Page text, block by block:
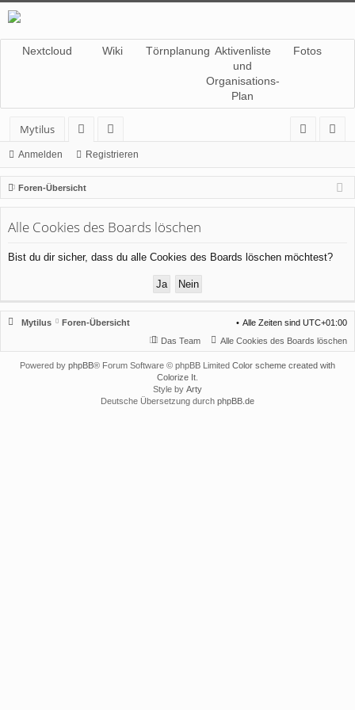
Nextcloud Wiki Törnplanung Aktivenliste
und
Organisations-
Plan
Fotos
Mytilus
or
en
itg
lie
de
m
el
n
ist
rie
n
Anmelden Registrieren
Foren-Übersicht
Alle Cookies des Boards löschen
Bist du dir sicher, dass du alle Cookies des Boards löschen möchtest?
Mytilus Foren-Übersicht Alle Zeiten sind UTC+01:00
Alle Cookies des Boards löschen
Das Team
Powered by phpBB® Forum Software © phpBB Limited Color scheme created with
Colorize It
Style by Arty
Deutsche Übersetzung durch phpBB.de